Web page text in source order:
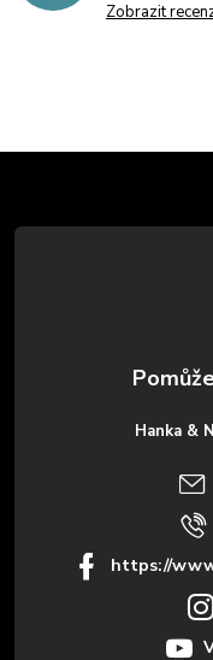
Zobrazit
á
Hanka &
https://